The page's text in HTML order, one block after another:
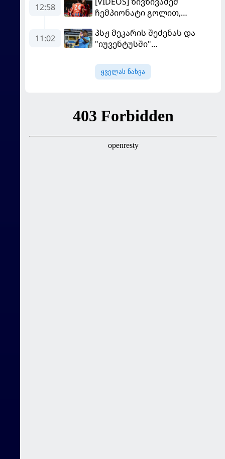
თავის მისიაზე ისაუბრა
12:58
ჩემპიონატი გოლით,
გამარჯვებით დაიწყო
11:02
პსჟ მეკარის შეძენას და
"იუვენტუსში"
ყველას ნახვა